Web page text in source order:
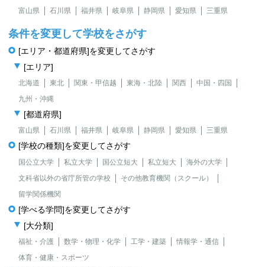
富山県 石川県 福井県 岐阜県 静岡県 愛知県 三重県
条件を変更して学校をさがす
[エリア・都道府県]を変更してさがす
[エリア]
北海道 東北 関東・甲信越 東海・北陸 関西
中国・四国
九州・沖縄
[都道府県]
富山県 石川県 福井県 岐阜県 静岡県 愛知県 三重県
[学校の種類]を変更してさがす
国公立大学 私立大学 国公立短大 私立短大
海外の大学
文科省以外の省庁所管の学校
その他教育機関（スクール）
留学関係機関
[学べる学問]を変更してさがす
[大分類]
福祉・介護 数学・物理・化学 工学・建築
情報学・通信
体育・健康・スポーツ